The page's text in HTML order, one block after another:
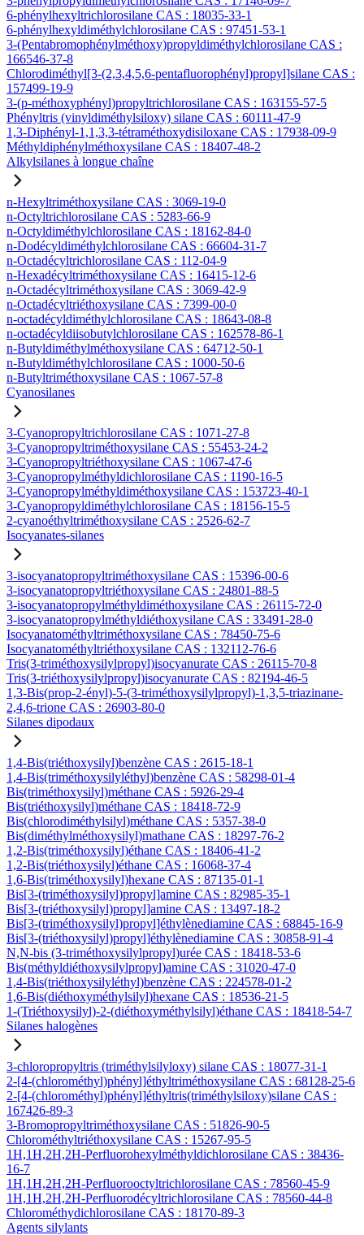
6-phénylhexyltrichlorosilane CAS : 18035-33-1
6-phénylhexyldiméthylchlorosilane CAS : 97451-53-1
3-(Pentabromophénylméthoxy)propyldiméthylchlorosilane CAS :
166546-37-8
Chlorodiméthyl[3-(2,3,4,5,6-pentafluorophényl)propyl]silane CAS :
157499-19-9
3-(p-méthoxyphényl)propyltrichlorosilane CAS : 163155-57-5
Phényltris (vinyldiméthylsiloxy) silane CAS : 60111-47-9
1,3-Diphényl-1,1,3,3-tétraméthoxydisiloxane CAS : 17938-09-9
Méthyldiphénylméthoxysilane CAS : 18407-48-2
Alkylsilanes à longue chaîne
n-Hexyltriméthoxysilane CAS : 3069-19-0
n-Octyltrichlorosilane CAS : 5283-66-9
n-Octyldiméthylchlorosilane CAS : 18162-84-0
n-Dodécyldiméthylchlorosilane CAS : 66604-31-7
n-Octadécyltrichlorosilane CAS : 112-04-9
n-Hexadécyltriméthoxysilane CAS : 16415-12-6
n-Octadécyltriméthoxysilane CAS : 3069-42-9
n-Octadécyltriéthoxysilane CAS : 7399-00-0
n-octadécyldiméthylchlorosilane CAS : 18643-08-8
n-octadécyldiisobutylchlorosilane CAS : 162578-86-1
n-Butyldiméthylméthoxysilane CAS : 64712-50-1
n-Butyldiméthylchlorosilane CAS : 1000-50-6
n-Butyltriméthoxysilane CAS : 1067-57-8
Cyanosilanes
3-Cyanopropyltrichlorosilane CAS : 1071-27-8
3-Cyanopropyltriméthoxysilane CAS : 55453-24-2
3-Cyanopropyltriéthoxysilane CAS : 1067-47-6
3-Cyanopropylméthyldichlorosilane CAS : 1190-16-5
3-Cyanopropylméthyldiméthoxysilane CAS : 153723-40-1
3-Cyanopropyldiméthylchlorosilane CAS : 18156-15-5
2-cyanoéthyltriméthoxysilane CAS : 2526-62-7
Isocyanates-silanes
3-isocyanatopropyltriméthoxysilane CAS : 15396-00-6
3-isocyanatopropyltriéthoxysilane CAS : 24801-88-5
3-isocyanatopropylméthyldiméthoxysilane CAS : 26115-72-0
3-isocyanatopropylméthyldiéthoxysilane CAS : 33491-28-0
Isocyanatométhyltriméthoxysilane CAS : 78450-75-6
Isocyanatométhyltriéthoxysilane CAS : 132112-76-6
Tris(3-triméthoxysilylpropyl)isocyanurate CAS : 26115-70-8
Tris(3-triéthoxysilylpropyl)isocyanurate CAS : 82194-46-5
1,3-Bis(prop-2-ényl)-5-(3-triméthoxysilylpropyl)-1,3,5-triazinane-
2,4,6-trione CAS : 26903-80-0
Silanes dipodaux
1,4-Bis(triéthoxysilyl)benzène CAS : 2615-18-1
1,4-Bis(triméthoxysilyléthyl)benzène CAS : 58298-01-4
Bis(triméthoxysilyl)méthane CAS : 5926-29-4
Bis(triéthoxysilyl)méthane CAS : 18418-72-9
Bis(chlorodiméthylsilyl)méthane CAS : 5357-38-0
Bis(diméthylméthoxysilyl)mathane CAS : 18297-76-2
1,2-Bis(triméthoxysilyl)éthane CAS : 18406-41-2
1,2-Bis(triéthoxysilyl)éthane CAS : 16068-37-4
1,6-Bis(triméthoxysilyl)hexane CAS : 87135-01-1
Bis[3-(triméthoxysilyl)propyl]amine CAS : 82985-35-1
Bis[3-(triéthoxysilyl)propyl]amine CAS : 13497-18-2
Bis[3-(triméthoxysilyl)propyl]éthylènediamine CAS : 68845-16-9
Bis[3-(triéthoxysilyl)propyl]éthylènediamine CAS : 30858-91-4
N,N-bis (3-triméthoxysilylpropyl)urée CAS : 18418-53-6
Bis(méthyldiéthoxysilylpropyl)amine CAS : 31020-47-0
1,4-Bis(triéthoxysilyléthyl)benzène CAS : 224578-01-2
1,6-Bis(diéthoxyméthylsilyl)hexane CAS : 18536-21-5
1-(Triéthoxysilyl)-2-(diéthoxyméthylsilyl)éthane CAS : 18418-54-7
Silanes halogènes
3-chloropropyltris (triméthylsilyloxy) silane CAS : 18077-31-1
2-[4-(chlorométhyl)phényl]éthyltriméthoxysilane CAS : 68128-25-6
2-[4-(chlorométhyl)phényl]éthyltris(triméthylsiloxy)silane CAS :
167426-89-3
3-Bromopropyltriméthoxysilane CAS : 51826-90-5
Chlorométhyltriéthoxysilane CAS : 15267-95-5
1H,1H,2H,2H-Perfluorohexylméthyldichlorosilane CAS : 38436-
16-7
1H,1H,2H,2H-Perfluorooctyltrichlorosilane CAS : 78560-45-9
1H,1H,2H,2H-Perfluorodécyltrichlorosilane CAS : 78560-44-8
Chlorométhydichlorosilane CAS : 18170-89-3
Agents silylants